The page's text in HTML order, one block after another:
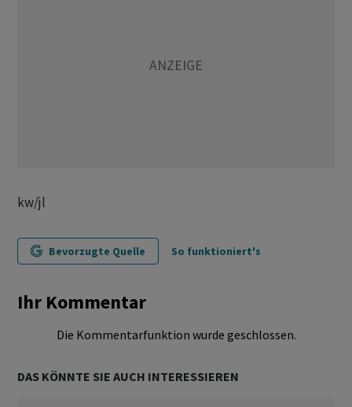
kw/jl
Bevorzugte Quelle So funktioniert's
Ihr Kommentar
Die Kommentarfunktion wurde geschlossen.
DAS KÖNNTE SIE AUCH INTERESSIEREN